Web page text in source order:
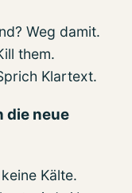
Weg damit.
them.
Klartext.
die neue
Kälte.